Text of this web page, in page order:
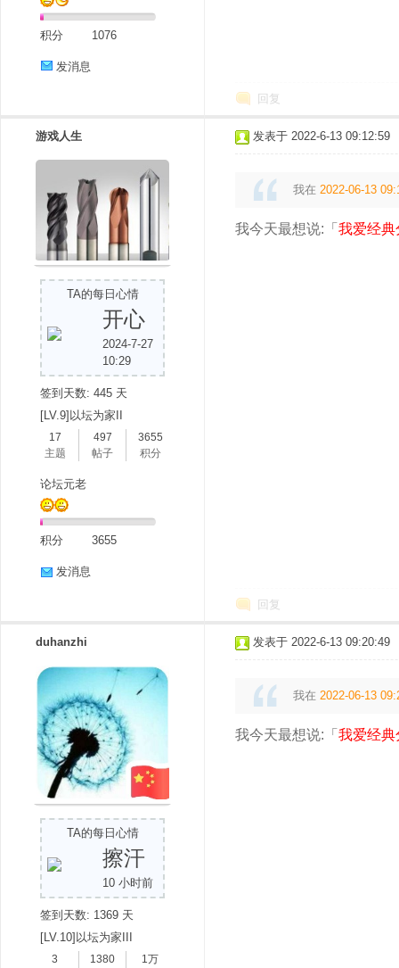
积分 1076
发消息
回复
游戏人生
TA的每日心情
开心
2024-7-27
10:29
签到天数: 445 天
[LV.9]以坛为家II
17
主题
497
帖子
3655
积分
论坛元老
积分 3655
发消息
发表于 2022-6-13 09:12:59
我在 2022-06-13
我今天最想说:「 我爱经典
回复
duhanzhi
TA的每日心情
擦汗
10 小时前
签到天数: 1369 天
[LV.10]以坛为家III
3
1380
1万
发表于 2022-6-13 09:20:49
我在 2022-06-13
我今天最想说:「 我爱经典